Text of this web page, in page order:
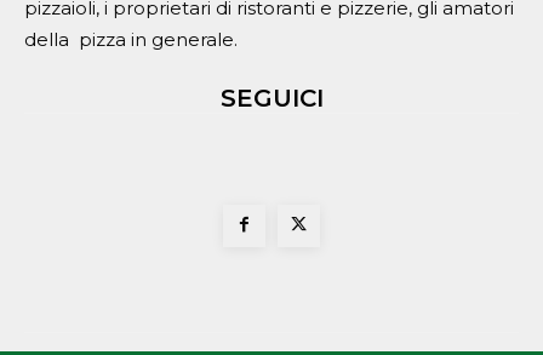
pizzaioli, i proprietari di ristoranti e pizzerie, gli amatori
della pizza in generale.
SEGUICI